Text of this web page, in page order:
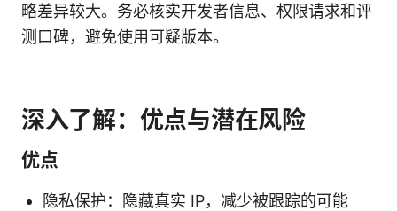
略差异较大。务必核实开发者信息、权限请求和评
测口碑，避免使用可疑版本。
深入了解：优点与潜在风险
优点
隐私保护：隐藏真实 IP，减少被跟踪的可能